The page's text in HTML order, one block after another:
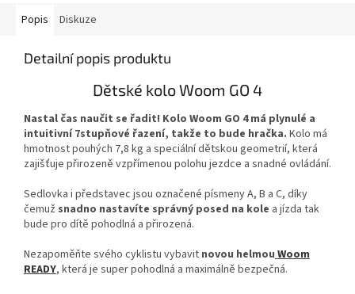
Popis Diskuze
Detailní popis produktu
Dětské kolo Woom GO 4
Nastal čas naučit se řadit! Kolo Woom GO 4 má plynulé a
intuitivní 7stupňové řazení, takže to bude hračka. Kolo má
hmotnost pouhých 7,8 kg a speciální dětskou geometrií, která
zajišťuje přirozeně vzpřímenou polohu jezdce a snadné ovládání.
Sedlovka i představec jsou označené písmeny A, B a C, díky
čemuž snadno nastavíte správný posed na kole a jízda tak
bude pro dítě pohodlná a přirozená.
Nezapoměňte svého cyklistu vybavit novou helmou Woom
READY, která je super pohodlná a maximálně bezpečná.